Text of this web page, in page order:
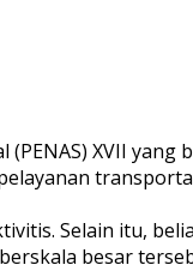
XVII
Selain itu,
besar